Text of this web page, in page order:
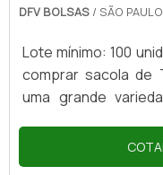
DFV BOLSAS / SÃO
Lote mínimo: 100
comprar sacola de
uma grande
em uma pequena
marcas e serviços,